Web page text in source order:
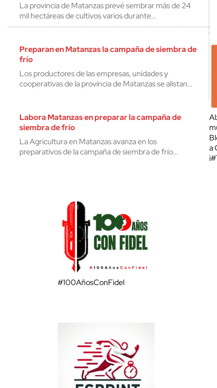
La provincia de Matanzas prevé sembrar más de 24
mil hectáreas de cultivos varios durante…
Preparan en Matanzas la campaña de siembra de
frío
Los productores de las empresas, unidades y
cooperativas de la provincia de Matanzas se alistan…
Labora Matanzas en preparar la campaña de
siembra de frío
La Agricultura en Matanzas avanza en los
preparativos de la campaña de siembra de frío…
a
#100AñosConFidel